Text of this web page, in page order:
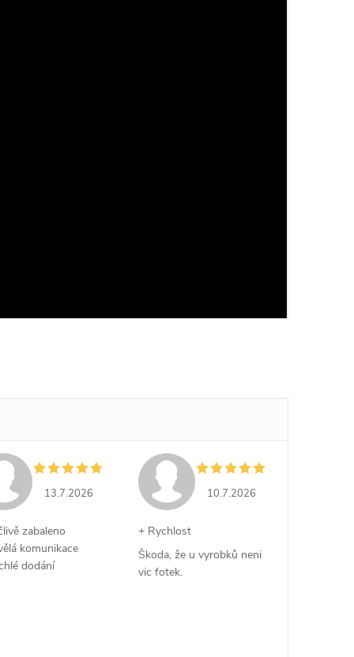
13.7.2026
zabaleno
komunikace
dodání
10.7.2026
+ Rychlost
Škoda, že u vyrobků neni
vic fotek.